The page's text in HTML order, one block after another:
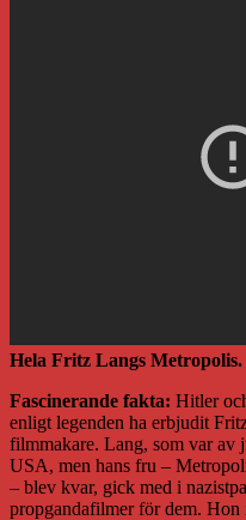
Hela Fritz Langs Metropolis.
Fascinerande fakta: Hitler
enligt legenden ha erbjudit
filmmakare. Lang, som var av
USA, men hans fru –
– blev kvar, gick med i
propgandafilmer för dem. Hon